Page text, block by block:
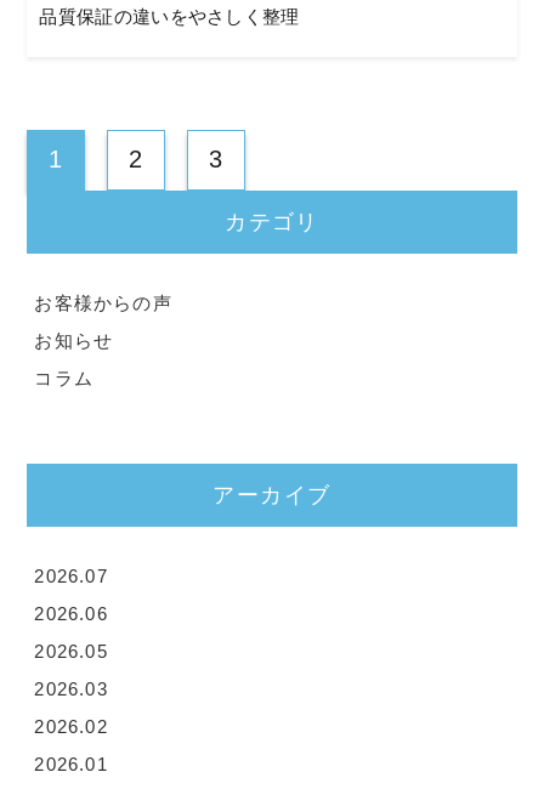
品質保証の違いをやさしく整理
1 2 3
カテゴリ
お客様からの声
お知らせ
コラム
アーカイブ
2026.07
2026.06
2026.05
2026.03
2026.02
2026.01